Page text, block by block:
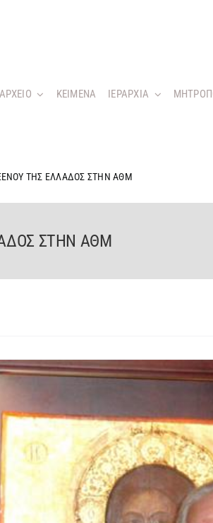
KEIMENA ΙΕΡΑΡΧΙΑ
ΤΗΣ ΕΛΛΑΔΟΣ ΣΤΗΝ ΑΘΜ
ΣΤΗΝ ΑΘΜ